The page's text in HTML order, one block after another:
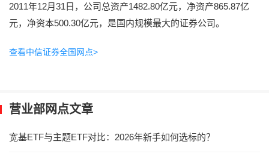
2011年12月31日，公司总资产1482.80亿元，净资产865.87亿
元，净资本500.30亿元，是国内规模最大的证券公司。
查看中信证券全国网点>
营业部网点文章
宽基ETF与主题ETF对比：2026年新手如何选标的？